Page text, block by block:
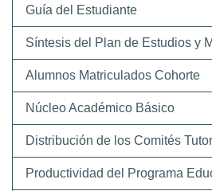
Guía del Estudiante
Síntesis del Plan de Estudios y
Alumnos Matriculados Cohorte
Núcleo Académico Básico
Distribución de los Comités
Productividad del Programa